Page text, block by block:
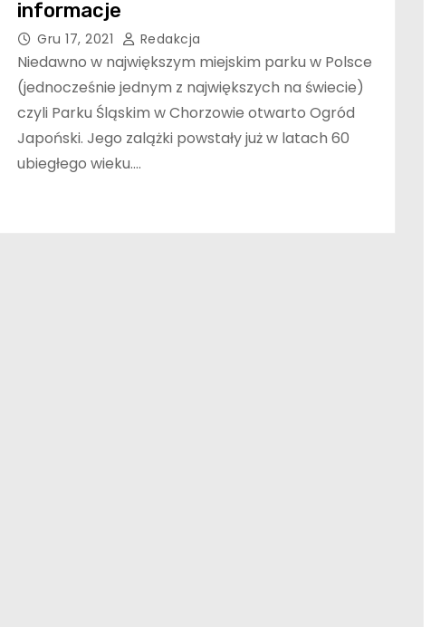
informacje
Gru 17, 2021 Redakcja
Niedawno w największym miejskim parku w Polsce
(jednocześnie jednym z największych na świecie)
czyli Parku Śląskim w Chorzowie otwarto Ogród
Japoński. Jego zalążki powstały już w latach 60
ubiegłego wieku.…